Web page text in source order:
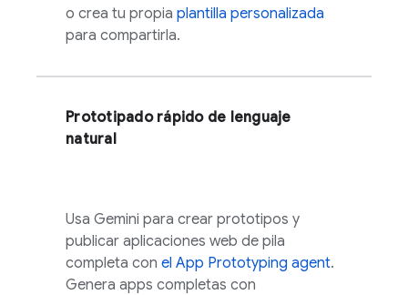
o crea tu propia plantilla personalizada
para compartirla.
Prototipado rápido de lenguaje
natural
Usa Gemini para crear prototipos y
publicar aplicaciones web de pila
completa con el App Prototyping agent.
Genera apps completas con